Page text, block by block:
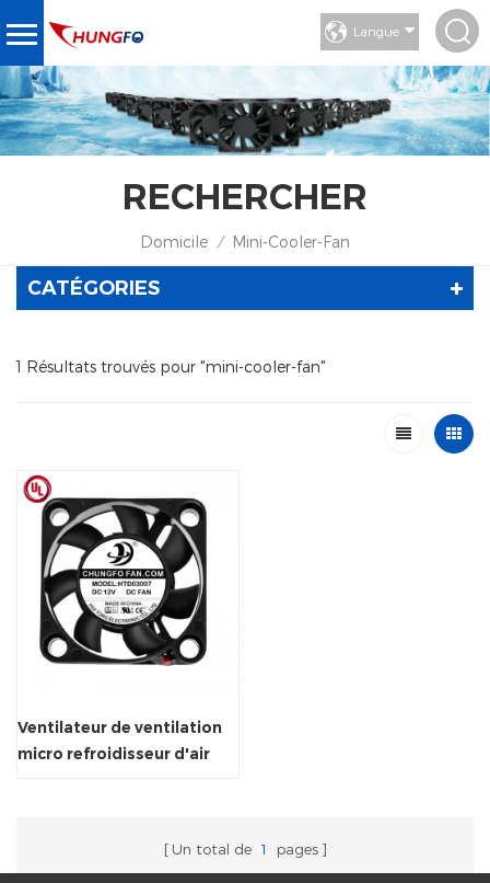
Langue
RECHERCHER
Domicile / Mini-Cooler-Fan
CATÉGORIES
1 Résultats trouvés pour "mini-cooler-fan"
Ventilateur de ventilation
micro refroidisseur d'air
Un total de 1 pages